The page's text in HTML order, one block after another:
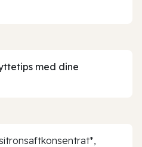
med dine